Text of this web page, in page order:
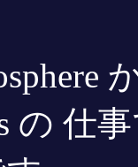
の 仕